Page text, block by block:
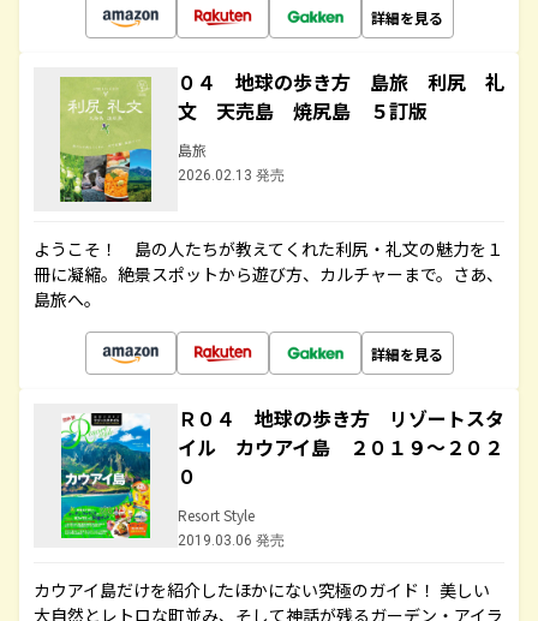
詳細を見る
０４ 地球の歩き方 島旅 利尻 礼
文 天売島 焼尻島 ５訂版
島旅
2026.02.13 発売
ようこそ！ 島の人たちが教えてくれた利尻・礼文の魅力を１
冊に凝縮。絶景スポットから遊び方、カルチャーまで。さあ、
島旅へ。
詳細を見る
Ｒ０４ 地球の歩き方 リゾートスタ
イル カウアイ島 ２０１９～２０２
０
Resort Style
2019.03.06 発売
カウアイ島だけを紹介したほかにない究極のガイド！ 美しい
大自然とレトロな町並み、そして神話が残るガーデン・アイラ